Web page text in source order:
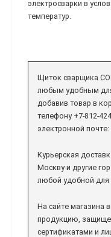
электросварки в
температур.
Щиток сварщика
любым удобным
добавив товар в
телефону +7-812-
электронной почте:
Курьерская
Москву и другие
любой удобной для
На сайте магазина
продукцию,
сертификатами и